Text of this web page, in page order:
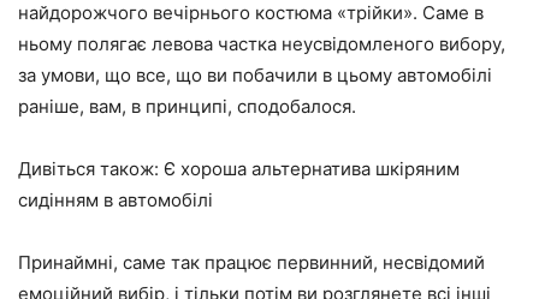
найдорожчого вечірнього костюма «трійки». Саме в
ньому полягає левова частка неусвідомленого вибору,
за умови, що все, що ви побачили в цьому автомобілі
раніше, вам, в принципі, сподобалося.
Дивіться також: Є хороша альтернатива шкіряним
сидінням в автомобілі
Принаймні, саме так працює первинний, несвідомий
емоційний вибір, і тільки потім ви розглянете всі інші